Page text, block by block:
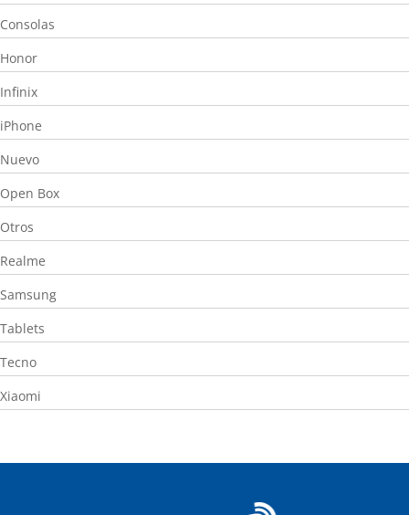
Consolas
Honor
Infinix
iPhone
Nuevo
Open Box
Otros
Realme
Samsung
Tablets
Tecno
Xiaomi